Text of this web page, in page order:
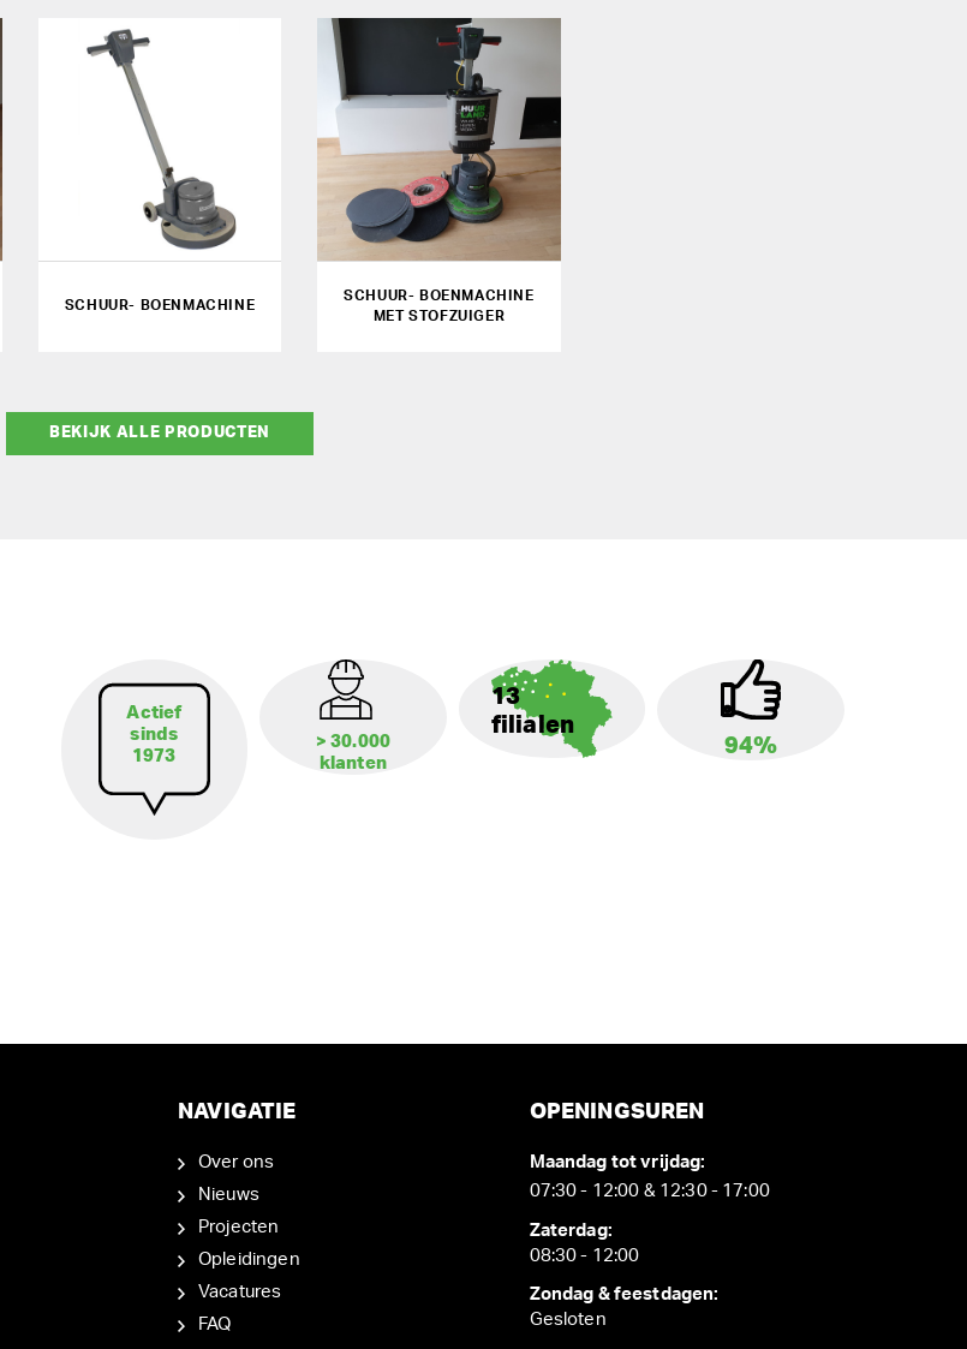
SCHUUR- BOENMACHINE
SCHUUR- BOENMACHINE
MET STOFZUIGER
BEKIJK ALLE PRODUCTEN
Actief
sinds
1973
> 30.000
klanten
13
filialen
94%
NAVIGATIE
Over ons
Nieuws
Projecten
Opleidingen
Vacatures
FAQ
OPENINGSUREN
Maandag tot vrijdag:
07:30 - 12:00 & 12:30 - 17:00
Zaterdag:
08:30 - 12:00
Zondag & feestdagen:
Gesloten